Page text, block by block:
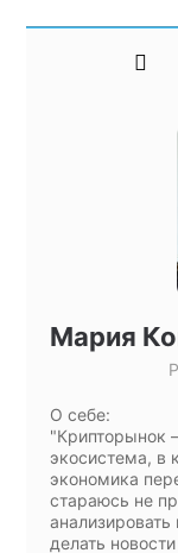
Мария
О себе:
"Крипторынок
экосистема, в
экономика
стараюсь не
делать